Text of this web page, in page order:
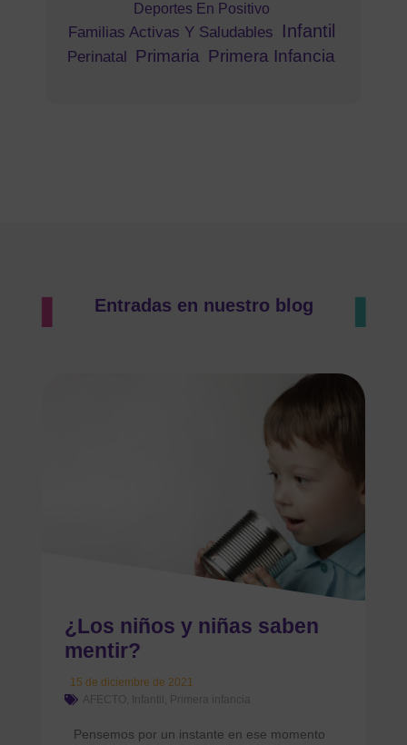
Deportes En Positivo
Familias Activas Y Saludables Infantil
Perinatal Primaria Primera Infancia
Entradas en nuestro blog
¿Los niños y niñas saben
mentir?
15 de diciembre de 2021
AFECTO
Infantil Primera infancia
Pensemos por un instante en ese momento